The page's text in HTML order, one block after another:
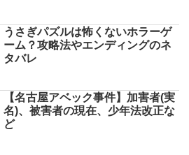
うさぎパズルは怖くないホラーゲ
ーム？攻略法やエンディングのネ
タバレ
【名古屋アベック事件】加害者(実
名)、被害者の現在、少年法改正な
ど